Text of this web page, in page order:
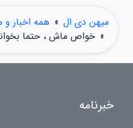
میهن دی ال » همه اخبار و
» خواص ماش ، حتما
خبرنامه